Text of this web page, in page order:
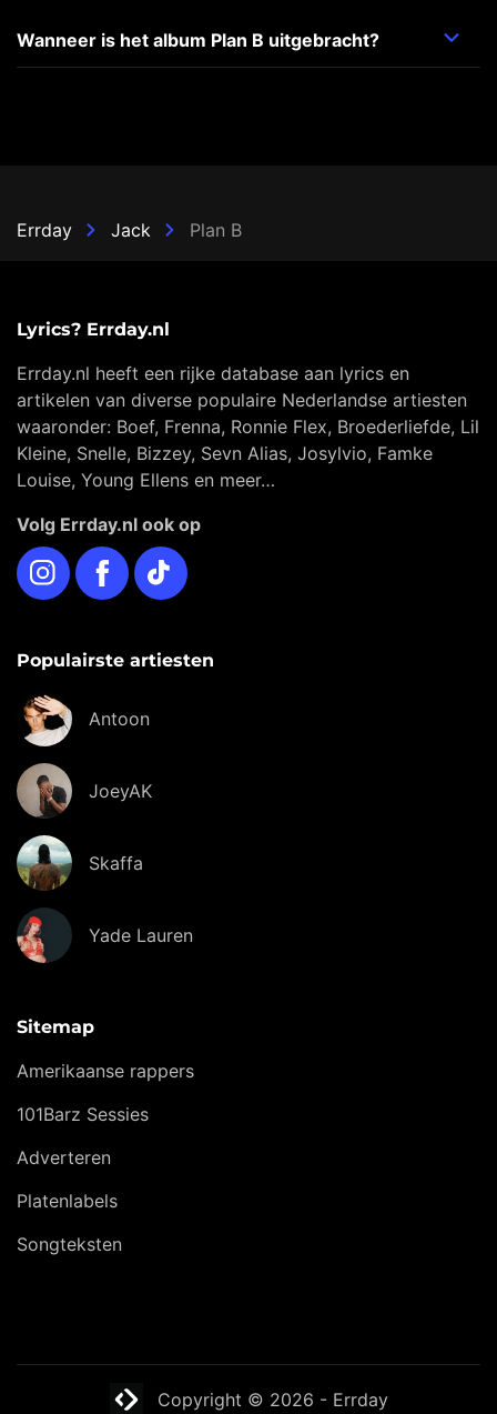
Wanneer is het album Plan B uitgebracht?
Errday Jack Plan B
Lyrics? Errday.nl
Errday.nl heeft een rijke database aan lyrics en
artikelen van diverse populaire Nederlandse artiesten
waaronder: Boef, Frenna, Ronnie Flex, Broederliefde, Lil
Kleine, Snelle, Bizzey, Sevn Alias, Josylvio, Famke
Louise, Young Ellens en meer…
Volg Errday.nl ook op
InstagramFacebookTikTok
Populairste artiesten
Antoon
JoeyAK
Skaffa
Yade Lauren
Sitemap
Amerikaanse rappers
101Barz Sessies
Adverteren
Platenlabels
Songteksten
Website laten maken? | Brthmrk
Copyright © 2026 - Errday